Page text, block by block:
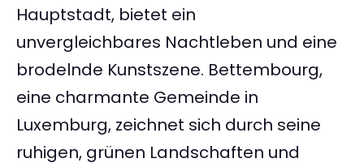
Hauptstadt, bietet ein
unvergleichbares Nachtleben und eine
brodelnde Kunstszene. Bettembourg,
eine charmante Gemeinde in
Luxemburg, zeichnet sich durch seine
ruhigen, grünen Landschaften und